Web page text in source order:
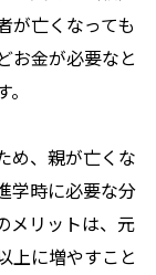
が亡くなっても
お金が必要なと
め、親が亡くな
学時に必要な分
メリットは、元
上に増やすこと